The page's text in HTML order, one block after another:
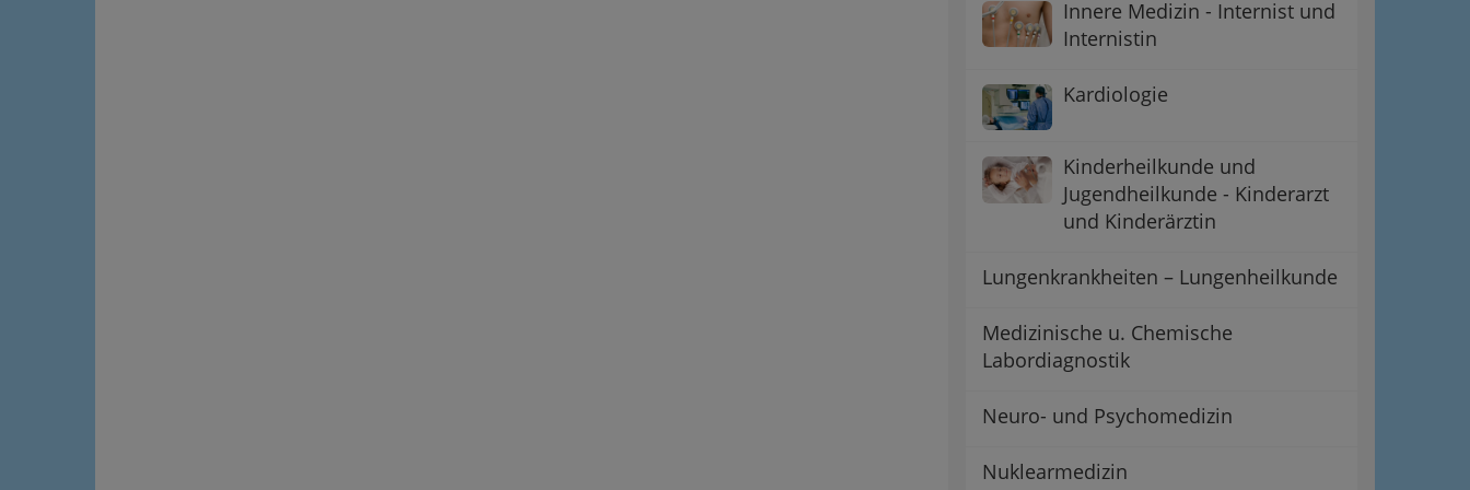
Innere Medizin - Internist und
Internistin
Kardiologie
Kinderheilkunde und
Jugendheilkunde - Kinderarzt
und Kinderärztin
Lungenkrankheiten – Lungenheilkunde
Medizinische u. Chemische
Labordiagnostik
Neuro- und Psychomedizin
Nuklearmedizin